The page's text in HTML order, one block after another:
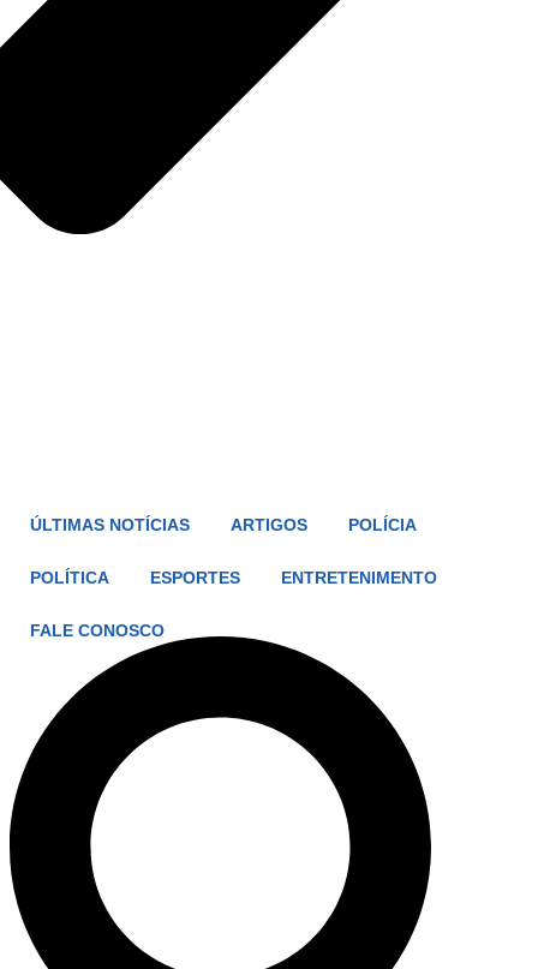
ÚLTIMAS NOTÍCIAS ARTIGOS POLÍCIA
POLÍTICA ESPORTES ENTRETENIMENTO
FALE CONOSCO